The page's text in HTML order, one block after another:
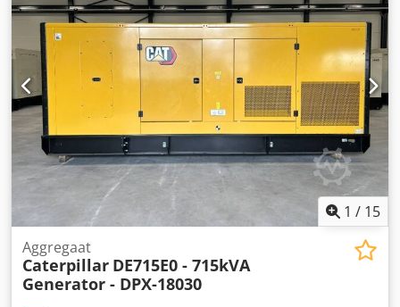
toebehoren = Codpfx Aoy R I D Ssmmjha -
Bedieningspaneel
1 / 15
Aggregaat
Caterpillar DE715E0 - 715kVA
Generator - DPX-18030